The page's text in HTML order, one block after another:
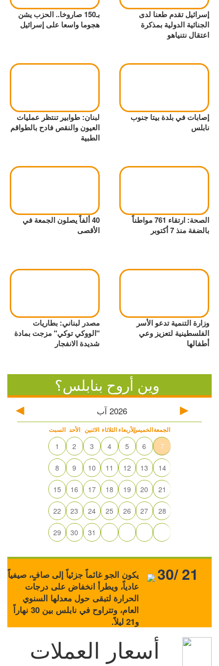
إسرائيل تقدم طعنا لدى
الجنائية الدولية بمذكرة
اعتقال نتنياهو
بـ150 صاروخا.. الحزب يشن
هجوما واسعا على إسرائيل
إصابات في بلدة بيتا جنوب
نابلس
لبنان: طوابير تنتظر عمليات
العيون والنقص فادح بالطواقم
الطبية
الصحة: ارتقاء 761 مواطناً
بالضفة منذ 7 أكتوبر
40 ألفاً يصلون الجمعة في
الأقصى
وزارة التنمية تدعو الأسر
الفلسطينية لتعزيز وعي
أطفالها
مصدر لبناني: بطاريات
"الووكي توكي" مزجت بمادة
شديدة الانفجار
وين أروح بنابلس؟
2026 آب
السبت الأحد الاثنين الثلاثاء الأربعاءالخميسالجمعة
1 2 3 4 5 6 7
8 9 10 11 12 13 14
15 16 17 18 19 20 21
22 23 24 25 26 27 28
29 30 31
يكون الجو غائماً جزئياً إلى صافٍ، صيفياً
عادياً، ويطرأ انخفاض على درجات
الحرارة لتبقى حول معدلها السنوي
العام، وتتراوح في نابلس بين 30 نهاراً
و21 ليلاً.
30/ 21
أسعار العملات